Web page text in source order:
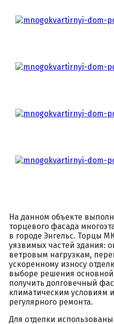
На данном объекте
торцевого фасада
в городе Энгельс. Торцы
уязвимых частей здания:
ветровым нагрузкам,
ускоренному износу
выборе решения
получить долговечный
климатическим условиям
регулярного ремонта.
Для отделки